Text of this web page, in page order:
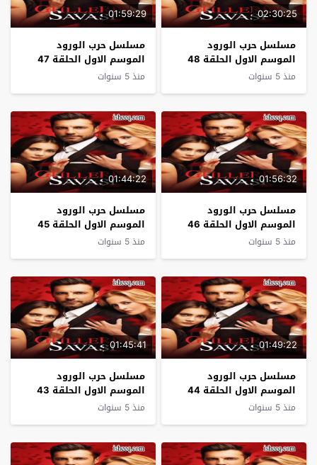
02:30:25
مسلسل حرب الورود
الموسم الاول الحلقة 48
نهاية الموسم
منذ 5 سنوات
01:59:29
مسلسل حرب الورود
الموسم الاول الحلقة 47
منذ 5 سنوات
01:56:32
مسلسل حرب الورود
الموسم الاول الحلقة 46
منذ 5 سنوات
01:44:22
مسلسل حرب الورود
الموسم الاول الحلقة 45
منذ 5 سنوات
01:49:22
مسلسل حرب الورود
الموسم الاول الحلقة 44
منذ 5 سنوات
01:45:41
مسلسل حرب الورود
الموسم الاول الحلقة 43
منذ 5 سنوات